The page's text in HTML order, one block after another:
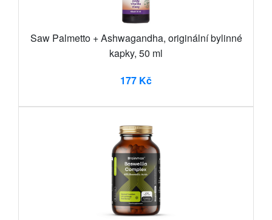
Saw Palmetto + Ashwagandha, originální bylinné
kapky, 50 ml
177 Kč